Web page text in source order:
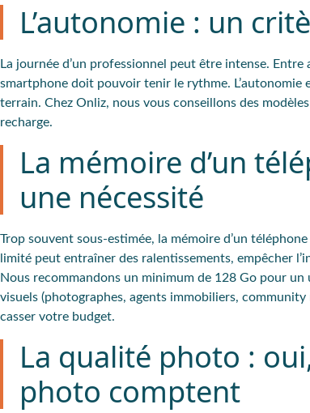
L’autonomie : un
La journée d’un professionnel peut être intense. Entre
smartphone doit pouvoir tenir le rythme. L’autonomie
terrain. Chez Onliz, nous vous conseillons des
recharge.
La mémoire d’un
une nécessité
Trop souvent sous-estimée, la mémoire d’un
limité peut entraîner des ralentissements, empêcher
Nous recommandons un minimum de 128 Go pour
visuels (photographes, agents immobiliers,
casser votre budget.
La qualité photo :
photo comptent